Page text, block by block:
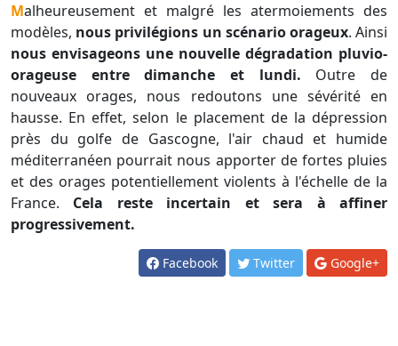
Malheureusement et malgré les atermoiements des
modèles, nous privilégions un scénario orageux. Ainsi
nous envisageons une nouvelle dégradation pluvio-
orageuse entre dimanche et lundi. Outre de
nouveaux orages, nous redoutons une sévérité en
hausse. En effet, selon le placement de la dépression
près du golfe de Gascogne, l'air chaud et humide
méditerranéen pourrait nous apporter de fortes pluies
et des orages potentiellement violents à l'échelle de la
France. Cela reste incertain et sera à affiner
progressivement.
Facebook Twitter Google+